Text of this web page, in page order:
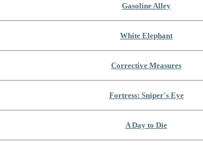
Gasoline Alley
White Elephant
Corrective Measures
Fortress: Sniper's Eye
A Day to Die